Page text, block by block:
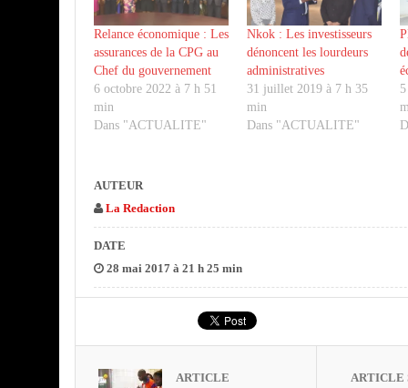
Relance économique : Les
assurances de la CPG au
Chef du gouvernement
6 octobre 2022 à 7 h 51
min
Dans "ACTUALITE"
Nkok : Les investisseurs
dénoncent les lourdeurs
administratives
31 juillet 2019 à 7 h 35
min
Dans "ACTUALITE"
AUTEUR
La Redaction
DATE
28 mai 2017 à 21 h 25 min
ARTICLE
ARTICLE